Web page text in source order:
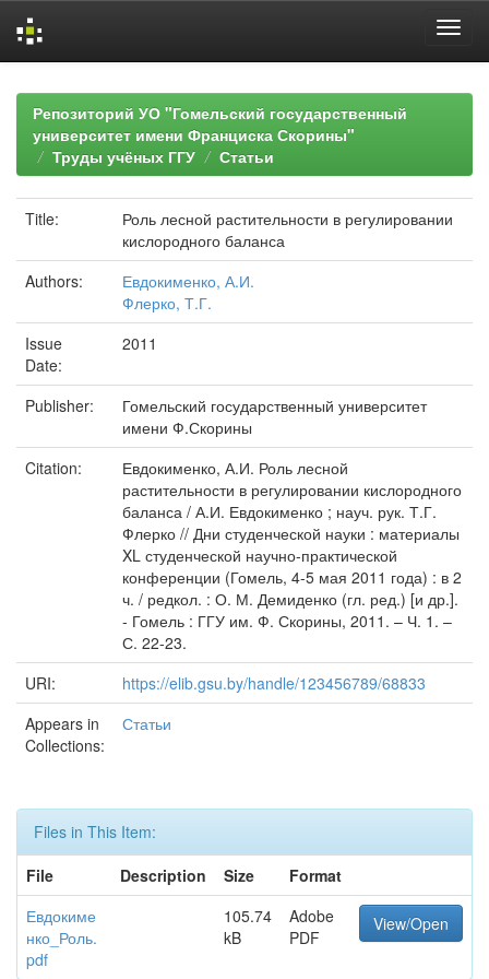
navigationРепозиторий УО "Гомельский государственный
университет имени Франциска Скорины"
Труды учёных ГГУ
Статьи
Title:
Роль лесной растительности в регулировании
кислородного баланса
Authors:
Евдокименко, А.И.
Флерко, Т.Г.
Issue
Date:
2011
Publisher:
Гомельский государственный университет
имени Ф.Скорины
Citation:
Евдокименко, А.И. Роль лесной
растительности в регулировании кислородного
баланса / А.И. Евдокименко ; науч. рук. Т.Г.
Флерко // Дни студенческой науки : материалы
XL студенческой научно-практической
конференции (Гомель, 4-5 мая 2011 года) : в 2
ч. / редкол. : О. М. Демиденко (гл. ред.) [и др.].
- Гомель : ГГУ им. Ф. Скорины, 2011. – Ч. 1. –
С. 22-23.
URI:
https://elib.gsu.by/handle/123456789/68833
Appears in
Collections:
Статьи
Files in This Item:
File
Description Size
Format
Евдокиме
нко_Роль.
pdf
105.74
kB
Adobe
PDF
View/Open